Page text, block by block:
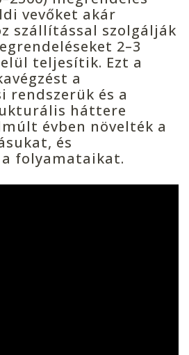
vevőket akár
szállítással szolgálják
2–3
teljesítik. Ezt a
a
és a
háttere
évben növelték a
és
folyamataikat.